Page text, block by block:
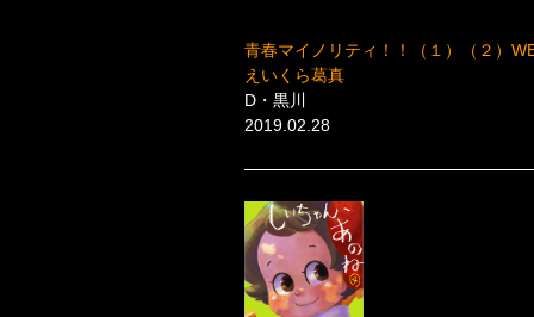
青春マイノリティ！！（１）（２）
えいくら葛真
D・黒川
2019.02.28